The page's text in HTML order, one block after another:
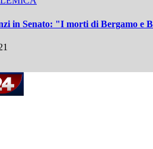
in Senato: "I morti di Bergamo e